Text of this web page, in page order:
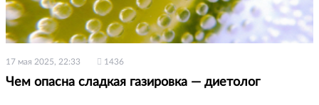
17 мая 2025, 22:33 1436
Чем опасна сладкая газировка — диетолог